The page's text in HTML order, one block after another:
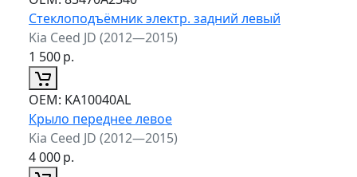
Стеклоподъёмник электр. задний левый
Kia Ceed JD (2012—2015)
1 500р.
ОЕМ: KA10040AL
Крыло переднее левое
Kia Ceed JD (2012—2015)
4 000р.